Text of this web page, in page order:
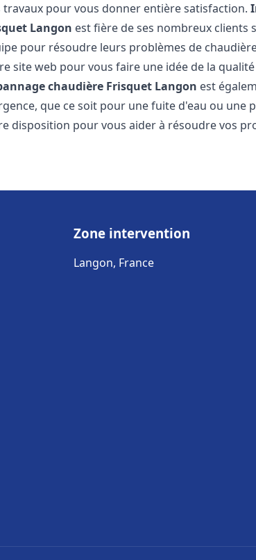
travaux pour vous donner entière satisfaction.
Langon est fière de ses nombreux
pour résoudre leurs problèmes de
site web pour vous faire une idée de la
chaudière Frisquet Langon est
que ce soit pour une fuite d'eau ou une
disposition pour vous aider à résoudre vos
Zone intervention
Langon, France